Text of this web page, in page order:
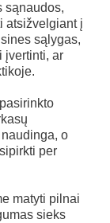
sąnaudos,
atsižvelgiant į
sąlygas,
įvertinti, ar
o
per
matyti pilnai
sieks